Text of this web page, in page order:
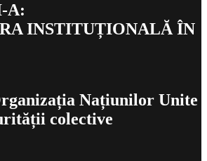
A:
INSTITUȚIONALĂ ÎN
Națiunilor Unite
colective